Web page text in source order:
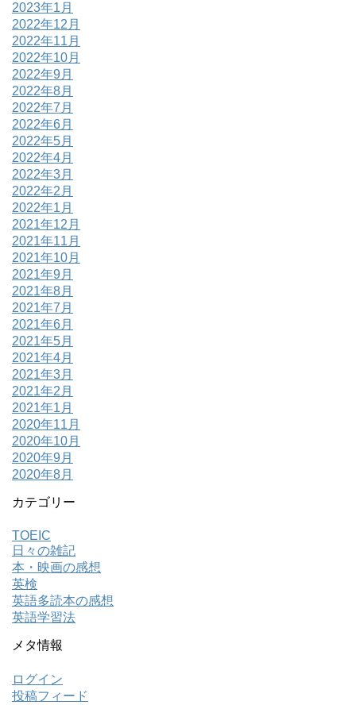
2023年1月
2022年12月
2022年11月
2022年10月
2022年9月
2022年8月
2022年7月
2022年6月
2022年5月
2022年4月
2022年3月
2022年2月
2022年1月
2021年12月
2021年11月
2021年10月
2021年9月
2021年8月
2021年7月
2021年6月
2021年5月
2021年4月
2021年3月
2021年2月
2021年1月
2020年11月
2020年10月
2020年9月
2020年8月
カテゴリー
TOEIC
日々の雑記
本・映画の感想
英検
英語多読本の感想
英語学習法
メタ情報
ログイン
投稿フィード